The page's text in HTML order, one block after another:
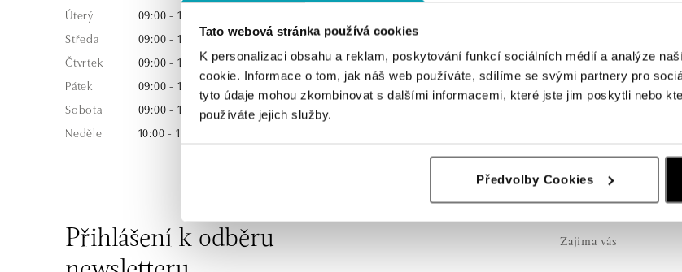
Tato webová stránka používá cookies
K personalizaci obsahu a reklam, poskytování funkcí sociálních médií a analýze
cookie. Informace o tom, jak náš web používáte, sdílíme se svými partnery pro
tyto údaje mohou zkombinovat s dalšími informacemi, které jste jim poskytli nebo
používáte jejich služby.
Předvolby Cookies
Úterý
09:00 - 19:00
Středa
09:00 - 19:00
Čtvrtek
09:00 - 19:00
Pátek
09:00 - 19:00
Sobota
09:00 - 19:00
Neděle
10:00 - 18:00
Přihlášení k odběru
Zajíma vás